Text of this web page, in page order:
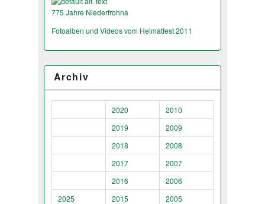
775 Jahre Niederfrohna
Fotoalben und Videos vom Heimatfest 2011
Archiv
2020
2010
2019
2009
2018
2008
2017
2007
2016
2006
2025
2015
2005